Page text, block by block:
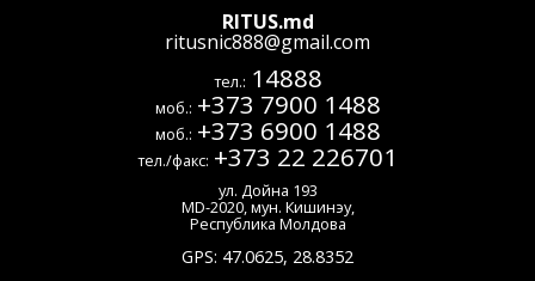
RITUS.md
ritusnic888@gmail.com
тел.: 14888
моб.: +373 7900 1488
моб.: +373 6900 1488
тел./факс: +373 22 226701
ул. Дойна 193
MD-2020,мун. Кишинэу,
Республика Молдова
GPS: 47.0625, 28.8352